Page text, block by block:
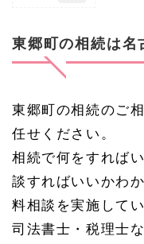
郷
町
は
古
屋
続
相
談
所
東郷町の相続は名
東郷町の相続のご
任せください。
相続で何をすれば
談すればいいかわ
料相談を実施してい
司法書士・税理士